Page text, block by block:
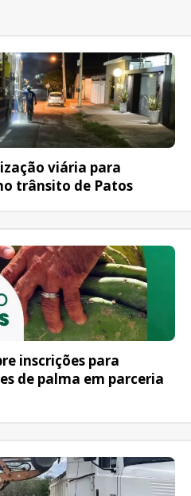
viária para
trânsito de Patos
inscrições para
de palma em parceria